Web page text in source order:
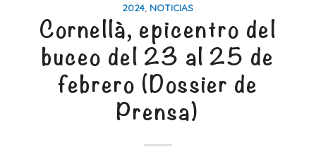
2024, NOTICIAS
Cornellà, epicentro del
buceo del 23 al 25 de
febrero (Dossier de
Prensa)